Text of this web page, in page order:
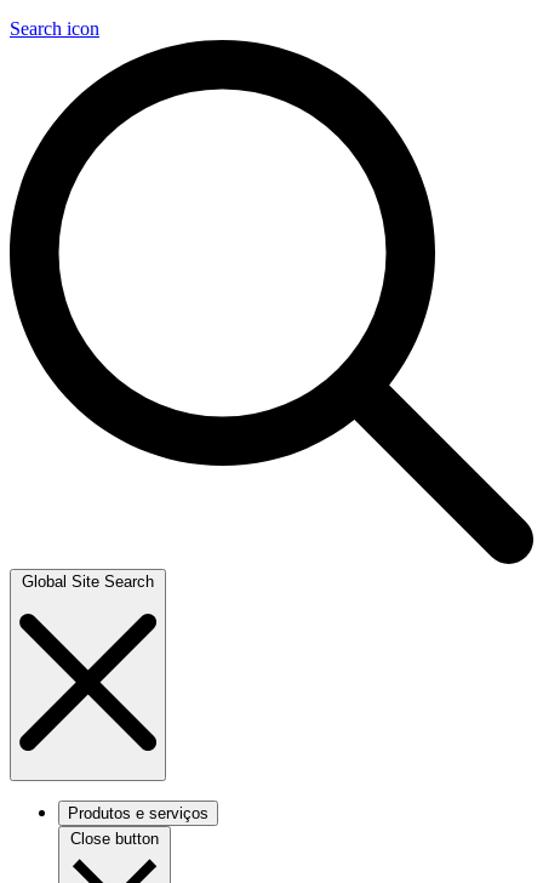
Search icon
Global Site Search
Produtos e serviços
Close button